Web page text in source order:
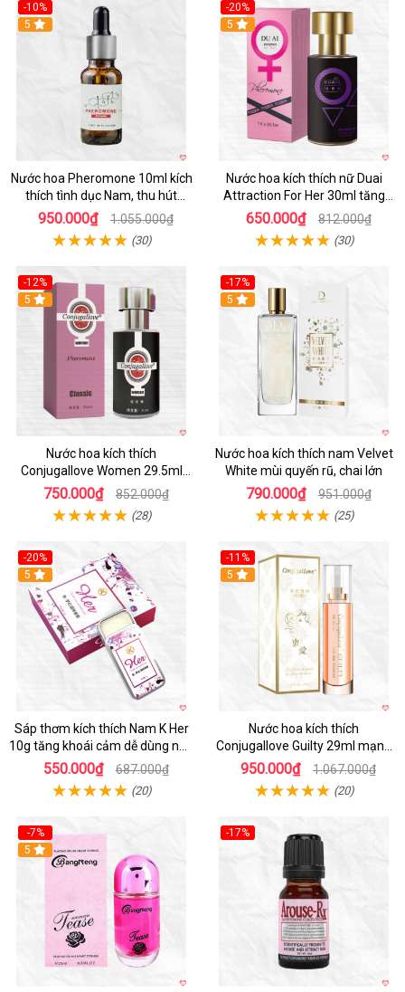
-10%
5
Nước hoa Pheromone 10ml kích
thích tình dục Nam, thu hút
mạnh
950.000₫ 1.055.000₫
(30)
-20%
5
Nước hoa kích thích nữ Duai
Attraction For Her 30ml tăng
ham muốn nữ
650.000₫ 812.000₫
(30)
-12%
5
Nước hoa kích thích
Conjugallove Women 29.5ml
tăng ham muốn quyến rũ mãnh
liệt
750.000₫ 852.000₫
(28)
-17%
5
Nước hoa kích thích nam Velvet
White mùi quyến rũ, chai lớn
790.000₫ 951.000₫
(25)
-20%
5
Sáp thơm kích thích Nam K Her
10g tăng khoái cảm dễ dùng nhỏ
gọn
550.000₫ 687.000₫
(20)
-11%
5
Nước hoa kích thích
Conjugallove Guilty 29ml mạnh
mẽ quyến rũ
950.000₫ 1.067.000₫
(20)
-7%
5
-17%